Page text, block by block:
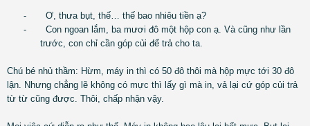
-
Ơ, thưa bụt, thế… thế bao nhiêu tiền ạ?
-
Con ngoan lắm, ba mươi đô một hộp con ạ. Và cũng như lần
trước, con chỉ cần góp củi để trả cho ta.
Chú bé nhủ thầm: Hừm, máy in thì có 50 đô thôi mà hộp mực tới 30 đô
lận. Nhưng chẳng lẽ không có mực thì lấy gì mà in, vả lại cứ góp củi trả
từ từ cũng được. Thôi, chấp nhận vậy.